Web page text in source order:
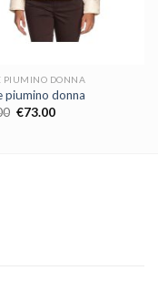
PIUMINO DONNA
piumino donna
€73.00